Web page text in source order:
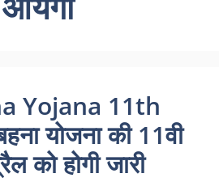
Yojana 11th
योजना की 11वी
को होगी जारी